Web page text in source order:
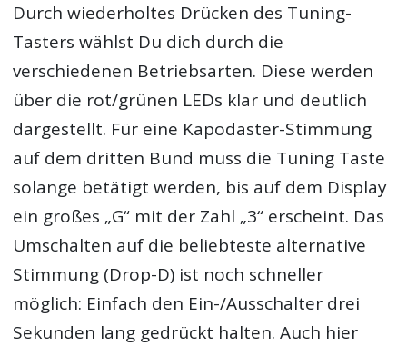
Durch wiederholtes Drücken des Tuning-
Tasters wählst Du dich durch die
verschiedenen Betriebsarten. Diese werden
über die rot/grünen LEDs klar und deutlich
dargestellt. Für eine Kapodaster-Stimmung
auf dem dritten Bund muss die Tuning Taste
solange betätigt werden, bis auf dem Display
ein großes „G“ mit der Zahl „3“ erscheint. Das
Umschalten auf die beliebteste alternative
Stimmung (Drop-D) ist noch schneller
möglich: Einfach den Ein-/Ausschalter drei
Sekunden lang gedrückt halten. Auch hier